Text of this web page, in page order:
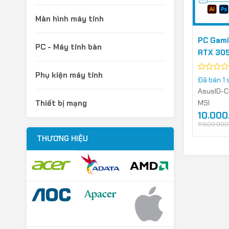
Màn hình máy tính
PC - Máy tính bàn
Phụ kiện máy tính
Thiết bị mạng
THƯƠNG HIỆU
PC
RTX
Được
hạng
0
sao
Đã bán 1
AsusID-
MSI
11.500.000
Giá
gốc
là:
Giá
hiện
tại